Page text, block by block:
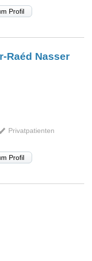
Profil
Raéd Nasser
Privatpatienten
Profil